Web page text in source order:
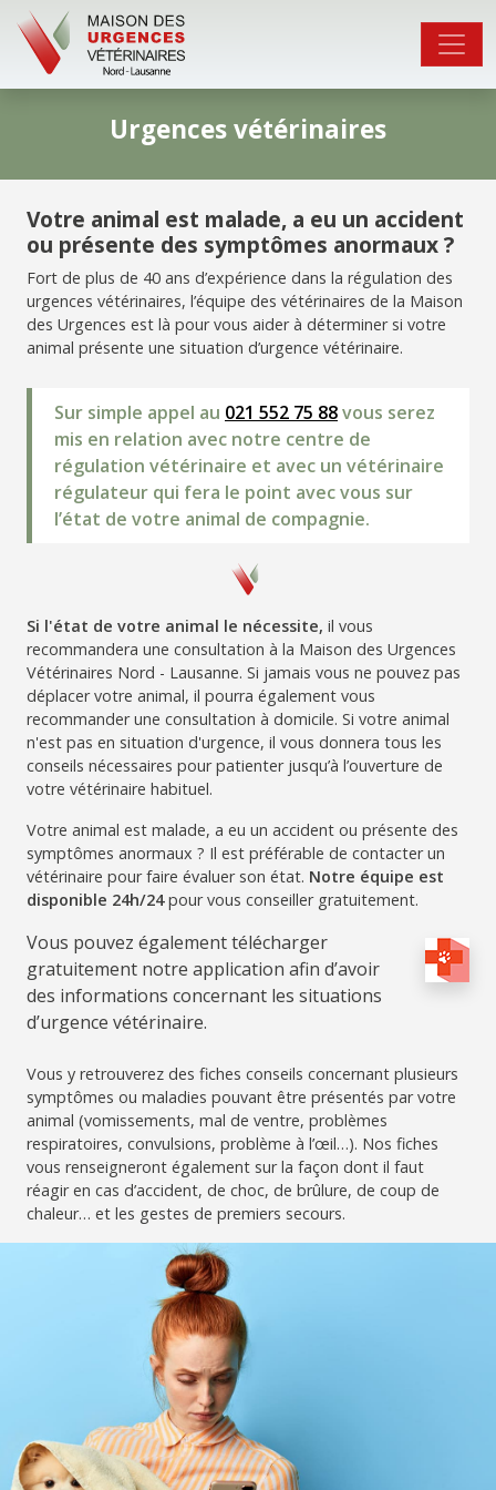
Urgences vétérinaires
Votre animal est malade, a eu un accident
ou présente des symptômes anormaux ?
Fort de plus de 40 ans d’expérience dans la régulation des
urgences vétérinaires, l’équipe des vétérinaires de la Maison
des Urgences est là pour vous aider à déterminer si votre
animal présente une situation d’urgence vétérinaire.
Sur simple appel au 021 552 75 88vous serez
mis en relation avec notre centre de
régulation vétérinaire et avec un vétérinaire
régulateur qui fera le point avec vous sur
l’état de votre animal de compagnie.
Si l'état de votre animal le nécessite, il vous
recommandera une consultation à la Maison des Urgences
Vétérinaires Nord - Lausanne. Si jamais vous ne pouvez pas
déplacer votre animal, il pourra également vous
recommander une consultation à domicile. Si votre animal
n'est pas en situation d'urgence, il vous donnera tous les
conseils nécessaires pour patienter jusqu’à l’ouverture de
votre vétérinaire habituel.
Votre animal est malade, a eu un accident ou présente des
symptômes anormaux ? Il est préférable de contacter un
vétérinaire pour faire évaluer son état. Notre équipe est
disponible 24h/24pour vous conseiller gratuitement.
Vous pouvez également télécharger
gratuitement notre application afin d’avoir
des informations concernant les situations
d’urgence vétérinaire.
Vous y retrouverez des fiches conseils concernant plusieurs
symptômes ou maladies pouvant être présentés par votre
animal (vomissements, mal de ventre, problèmes
respiratoires, convulsions, problème à l’œil…). Nos fiches
vous renseigneront également sur la façon dont il faut
réagir en cas d’accident, de choc, de brûlure, de coup de
chaleur… et les gestes de premiers secours.